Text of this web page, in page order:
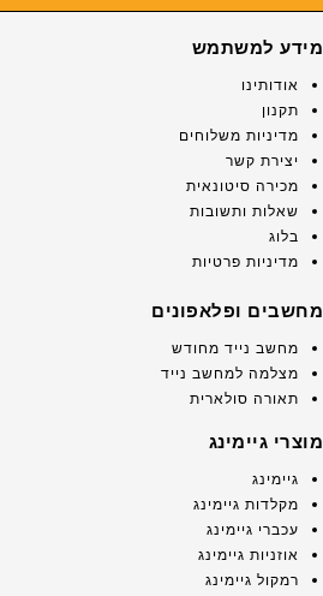
מידע למשתמש
אודותינו
תקנון
מדיניות משלוחים
יצירת קשר
מכירה סיטונאית
שאלות ותשובות
בלוג
מדיניות פרטיות
מחשבים ופלאפונים
מחשב נייד מחודש
מצלמה למחשב נייד
תאורה סולארית
מוצרי גיימינג
גיימינג
מקלדות גיימינג
עכברי גיימינג
אוזניות גיימינג
רמקול גיימינג